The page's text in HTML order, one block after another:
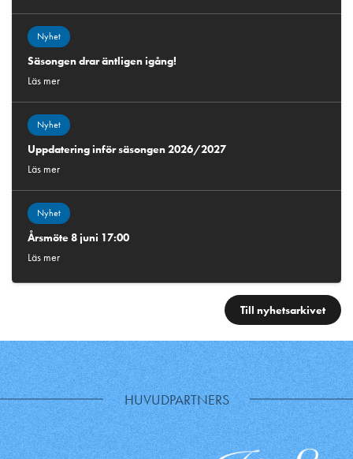
Nyhet
Säsongen drar äntligen igång!
Läs mer
Nyhet
Uppdatering inför säsongen 2026/2027
Läs mer
Nyhet
Årsmöte 8 juni 17:00
Läs mer
Till nyhetsarkivet
HUVUDPARTNERS